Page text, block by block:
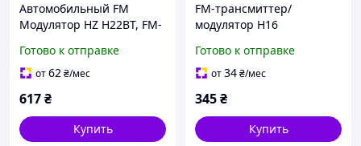
Автомобильный FM
Модулятор HZ H22BT, FM-
от прикуривателя с USB
портом + Кабель rx.
Готово к отправке
от62₴/мес
617₴
Купить
FM-трансмиттер/
модулятор H16
возможности для вашего
авто rx.
Готово к отправке
от34₴/мес
345₴
Купить